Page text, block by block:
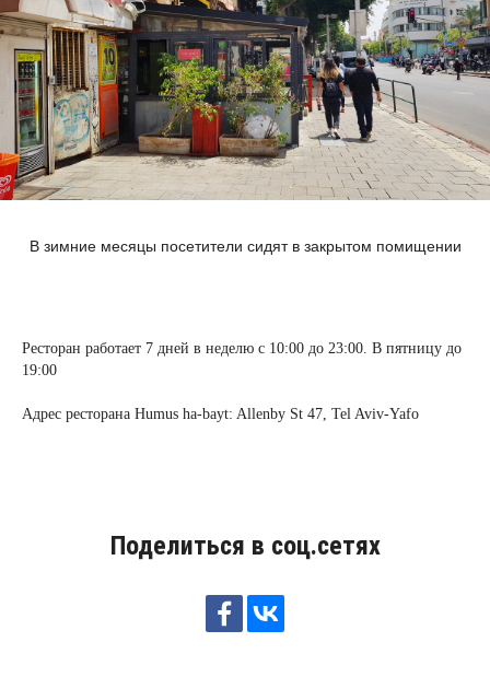
В зимние месяцы посетители сидят в закрытом помищении
Ресторан работает 7 дней в неделю с 10:00 до 23:00. В пятницу до
19:00
Адрес ресторана Humus ha-bayt: Allenby St 47, Tel Aviv-Yafo
Поделиться в соц.сетях